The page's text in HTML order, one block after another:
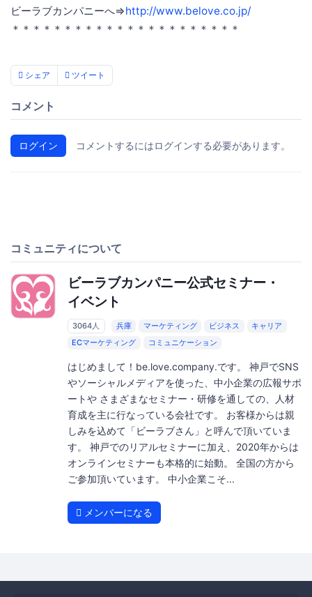
ビーラブカンパニーへ⇒http://www.belove.co.jp/
＊＊＊＊＊＊＊＊＊＊＊＊＊＊＊＊＊＊＊＊＊＊
シェア ツイート
コメント
ログイン コメントするにはログインする必要があります。
コミュニティについて
ビーラブカンパニー公式セミナー・
イベント
3064人 兵庫 マーケティング ビジネス
キャリア
ECマーケティング
コミュニケーション
はじめまして！be.love.company.です。 神戸でSNS
やソーシャルメディアを使った、中小企業の広報サポ
ートや さまざまなセミナー・研修を通しての、人材
育成を主に行なっている会社です。 お客様からは親
しみを込めて「ビーラブさん」と呼んで頂いていま
す。 神戸でのリアルセミナーに加え、2020年からは
オンラインセミナーも本格的に始動。 全国の方から
ご参加頂いています。 中小企業こそ...
メンバーになる